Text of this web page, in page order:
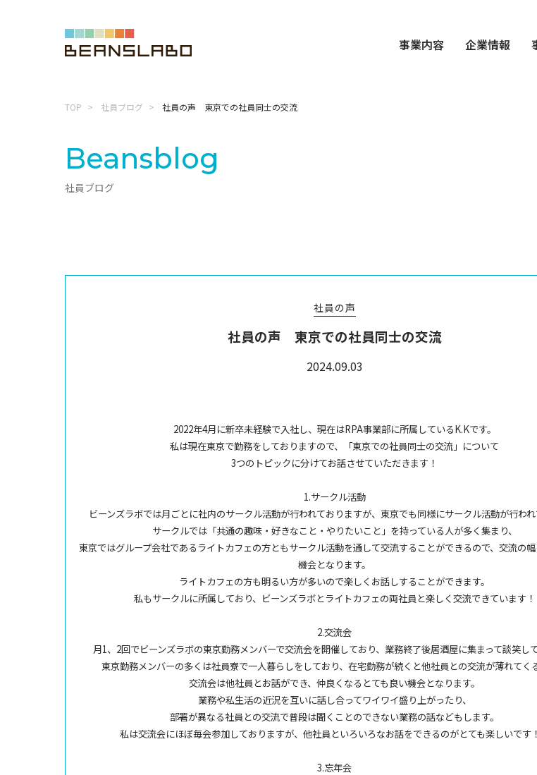
事業内容 企業情報
TOP 社員ブログ 社員の声 東京での社員同士の交流
Beansblog
社員ブログ
社員の声
社員の声 東京での社員同士の交流
2024.09.03
2022年4月に新卒未経験で入社し、現在はRPA事業部に所属しているK.Kです。
私は現在東京で勤務をしておりますので、「東京での社員同士の交流」について
3つのトピックに分けてお話させていただきます！
1.サークル活動
ビーンズラボでは月ごとに社内のサークル活動が行われておりますが、東京でも同様にサークル活動が行われ
サークルでは「共通の趣味・好きなこと・やりたいこと」を持っている人が多く集まり、
東京ではグループ会社であるライトカフェの方ともサークル活動を通して交流することができるので、交流の
機会となります。
ライトカフェの方も明るい方が多いので楽しくお話しすることができます。
私もサークルに所属しており、ビーンズラボとライトカフェの両社員と楽しく交流できています！
2.交流会
月1、2回でビーンズラボの東京勤務メンバーで交流会を開催しており、業務終了後居酒屋に集まって談笑し
東京勤務メンバーの多くは社員寮で一人暮らしをしており、在宅勤務が続くと他社員との交流が薄れてく
交流会は他社員とお話ができ、仲良くなるとても良い機会となります。
業務や私生活の近況を互いに話し合ってワイワイ盛り上がったり、
部署が異なる社員との交流で普段は聞くことのできない業務の話などもします。
私は交流会にほぼ毎会参加しておりますが、他社員といろいろなお話をできるのがとても楽しいです
3.忘年会